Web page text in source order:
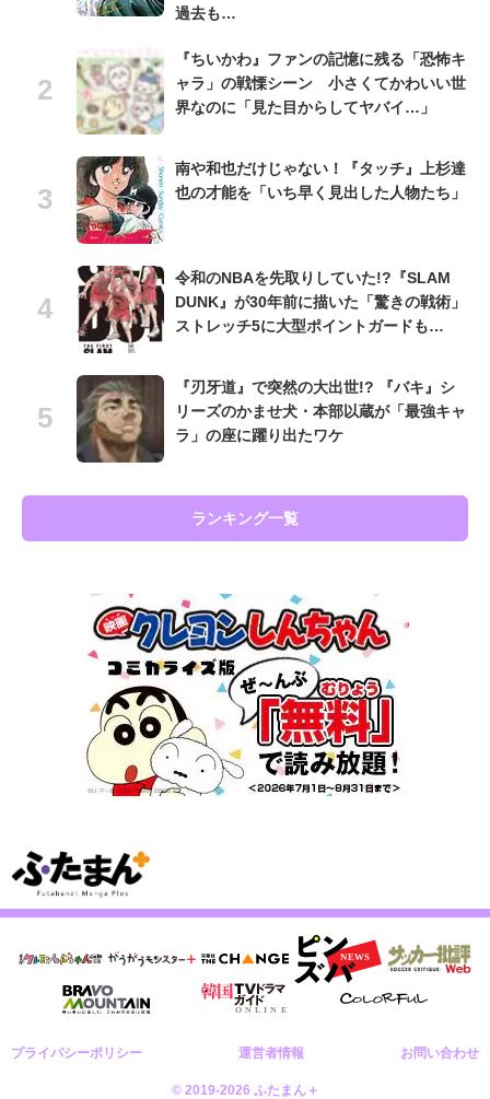
過去も…
『ちいかわ』ファンの記憶に残る「恐怖キ
ャラ」の戦慄シーン 小さくてかわいい世
界なのに「見た目からしてヤバイ…」
南や和也だけじゃない！『タッチ』上杉達
也の才能を「いち早く見出した人物たち」
令和のNBAを先取りしていた!?『SLAM
DUNK』が30年前に描いた「驚きの戦術」
ストレッチ5に大型ポイントガードも…
『刃牙道』で突然の大出世!? 『バキ』シ
リーズのかませ犬・本部以蔵が「最強キャ
ラ」の座に躍り出たワケ
ランキング一覧
プライバシーポリシー 運営者情報 お問い合わせ
© 2019-2026 ふたまん＋